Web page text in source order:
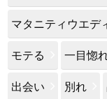
マタニティウエデ
モテる 一目惚
出会い 別れ